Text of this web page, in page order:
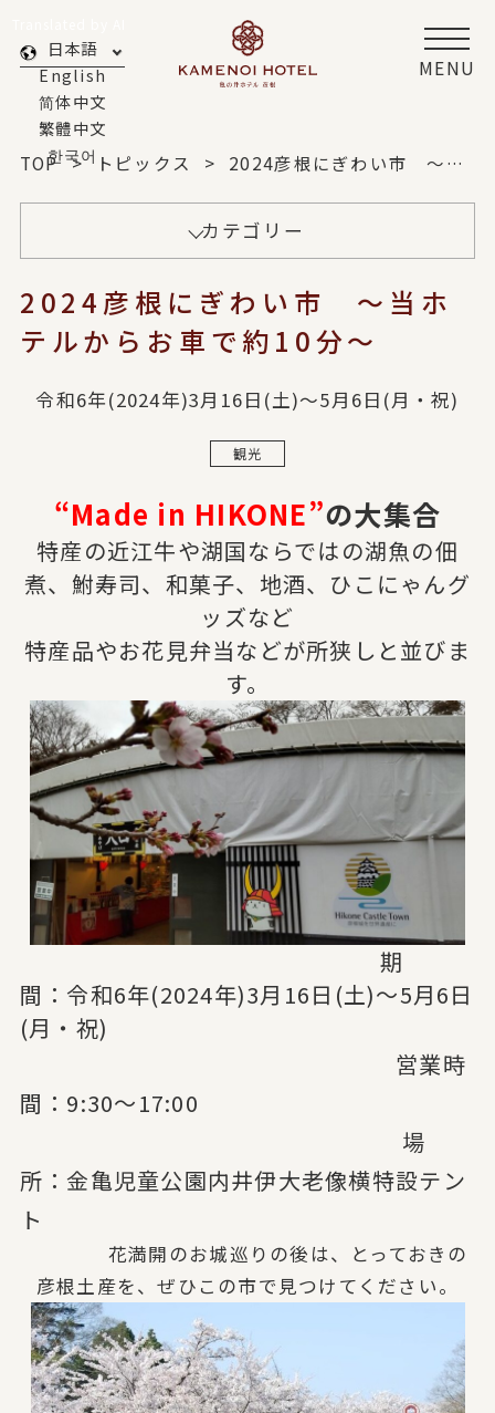
MENU
日本語
English
简体中文
繁體中文
한국어
TOP トピックス 2024彦根にぎわい市 ～当ホテルからお車で約10分～
カテゴリー
2024彦根にぎわい市 ～当ホ
テルからお車で約10分～
令和6年(2024年)3月16日(土)〜5月6日(月・祝)
観光
“Made in HIKONE”の大集合
特産の近江牛や湖国ならではの湖魚の佃
煮、鮒寿司、和菓子、地酒、ひこにゃんグ
ッズなど
特産品やお花見弁当などが所狭しと並びま
す。
期
間：令和6年(2024年)3月16日 (土)〜5月6日
(月・祝)
営業時
間： 9:30〜17:00
場
所：金亀児童公園内井伊大老像横特設テン
ト
花満開のお城巡りの後は、とっておきの
彦根土産を、ぜひこの市で見つけてください。